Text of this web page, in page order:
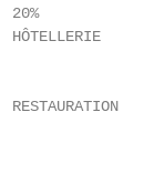
HÔTELLERIE
RESTAURATION